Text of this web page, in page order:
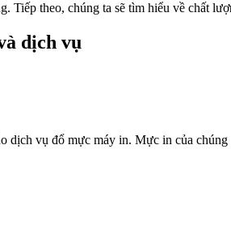
Tiếp theo, chúng ta sẽ tìm hiểu về chất
dịch vụ
vụ đổ mực máy in. Mực in của